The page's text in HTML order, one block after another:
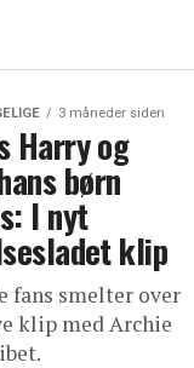
3 måneder siden
Harry og
børn
I nyt
klip
fans smelter over
klip med Archie